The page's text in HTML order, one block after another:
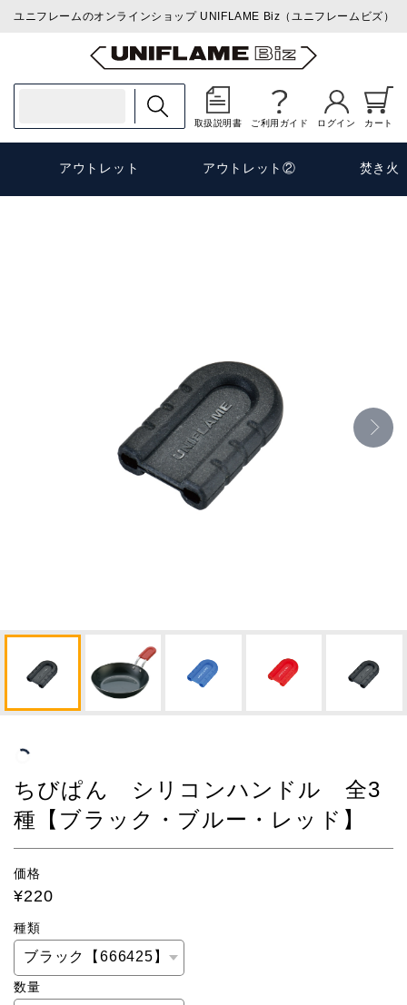
ユニフレームのオンラインショップ UNIFLAME Biz（ユニフレームビズ）
検索
取扱説明書 ご利用ガイド ログイン カート
アウトレット アウトレット② 焚き火
ちびぱん シリコンハンドル 全3
種【ブラック・ブルー・レッド】
価格
¥220
種類
数量